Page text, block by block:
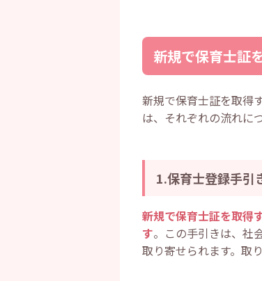
新規で保育士証
新規で保育士証を取得
は、それぞれの流れに
1.保育士登録手引
新規で保育士証を取得
す。この手引きは、社
取り寄せられます。取